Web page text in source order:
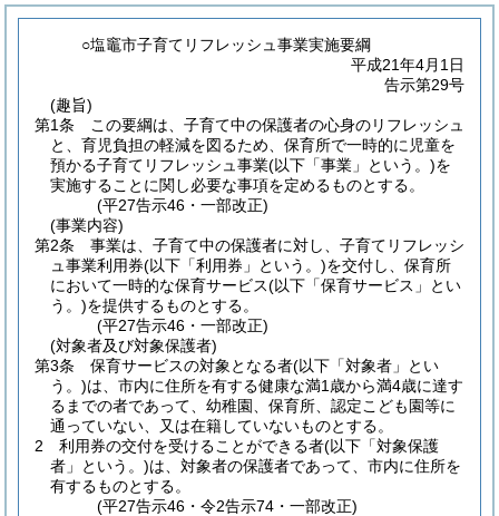
○塩竈市子育てリフレッシュ事業実施要綱
平成21年4月1日
告示第29号
(趣旨)
第1条
この要綱は、子育て中の保護者の心身のリフレッシュ
と、育児負担の軽減を図るため、保育所で一時的に児童を
預かる子育てリフレッシュ事業(以下「事業」という。)を
実施することに関し必要な事項を定めるものとする。
(平27告示46・一部改正)
(事業内容)
第2条
事業は、子育て中の保護者に対し、子育てリフレッシ
ュ事業利用券(以下「利用券」という。)を交付し、保育所
において一時的な保育サービス(以下「保育サービス」とい
う。)を提供するものとする。
(平27告示46・一部改正)
(対象者及び対象保護者)
第3条
保育サービスの対象となる者(以下「対象者」とい
う。)は、市内に住所を有する健康な満1歳から満4歳に達す
るまでの者であって、幼稚園、保育所、認定こども園等に
通っていない、又は在籍していないものとする。
2
利用券の交付を受けることができる者(以下「対象保護
者」という。)は、対象者の保護者であって、市内に住所を
有するものとする。
(平27告示46・令2告示74・一部改正)